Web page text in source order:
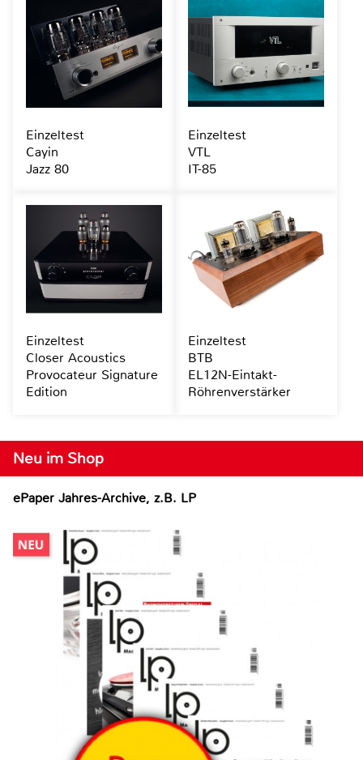
Neu im Shop
ePaper Jahres-Archive, z.B. LP
Einzeltest
Cayin
Jazz 80
Einzeltest
VTL
IT-85
Einzeltest
Closer Acoustics
Provocateur Signature
Edition
Einzeltest
BTB
EL12N-Eintakt-
Röhrenverstärker